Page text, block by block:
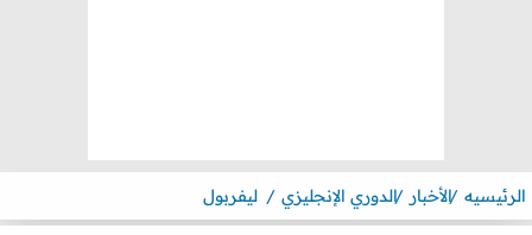
الرئيسيه الأخبار الدوري الإنجليزي ليفربول